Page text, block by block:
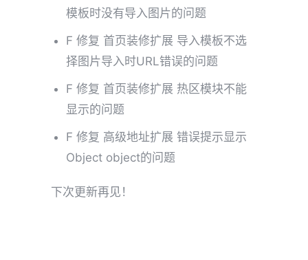
模板时没有导入图片的问题
F 修复 首页装修扩展 导入模板不选
择图片导入时URL错误的问题
F 修复 首页装修扩展 热区模块不能
显示的问题
F 修复 高级地址扩展 错误提示显示
Object object的问题
下次更新再见！